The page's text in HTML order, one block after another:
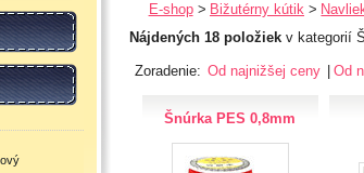
E-shop Bižutérny kútik
Nájdených 18 položiek v kategorií
Zoradenie: Od najnižšej ceny Od
Šnúrka PES 0,8mm